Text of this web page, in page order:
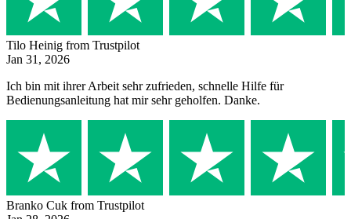
Tilo Heinig from Trustpilot
Jan 31, 2026
Ich bin mit ihrer Arbeit sehr zufrieden, schnelle Hilfe für
Bedienungsanleitung hat mir sehr geholfen. Danke.
Branko Cuk from Trustpilot